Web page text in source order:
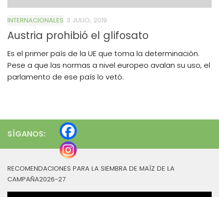
INTERNACIONALES 3 JULIO, 2019
Austria prohibió el glifosato
Es el primer país de la UE que toma la determinación.
Pese a que las normas a nivel europeo avalan su uso, el
parlamento de ese país lo vetó.
SÍGANOS:
RECOMENDACIONES PARA LA SIEMBRA DE MAÍZ DE LA
CAMPAÑA2026-27